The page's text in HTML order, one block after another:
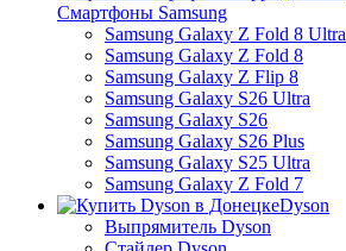
Смартфоны Samsung
Samsung Galaxy Z Fold 8 Ultra
Samsung Galaxy Z Fold 8
Samsung Galaxy Z Flip 8
Samsung Galaxy S26 Ultra
Samsung Galaxy S26
Samsung Galaxy S26 Plus
Samsung Galaxy S25 Ultra
Samsung Galaxy Z Fold 7
Dyson
Выпрямитель Dyson